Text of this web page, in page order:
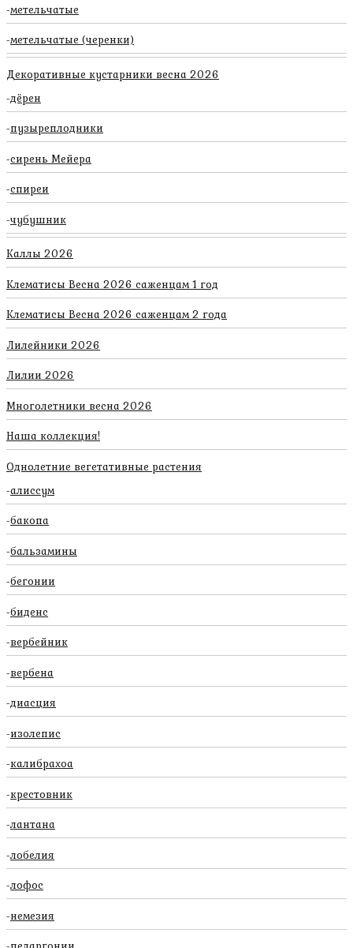
метельчатые
метельчатые (черенки)
Декоративные кустарники весна 2026
дёрен
пузыреплодники
сирень Мейера
спиреи
чубушник
Каллы 2026
Клематисы Весна 2026 саженцам 1 год
Клематисы Весна 2026 саженцам 2 года
Лилейники 2026
Лилии 2026
Многолетники весна 2026
Наша коллекция!
Однолетние вегетативные растения
алиссум
бакопа
бальзамины
бегонии
биденс
вербейник
вербена
диасция
изолепис
калибрахоа
крестовник
лантана
лобелия
лофос
немезия